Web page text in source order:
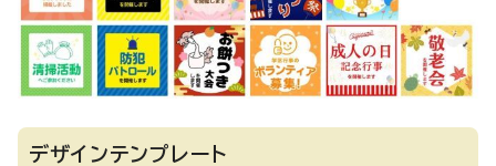
デザインテンプレート